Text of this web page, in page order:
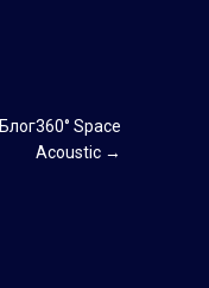
Блог360° Space
Acoustic →